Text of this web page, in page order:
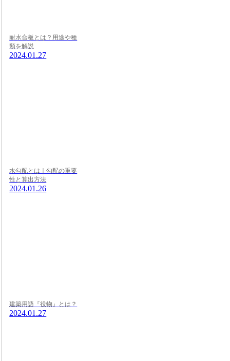
耐水合板とは？用途や種
類を解説
2024.01.27
水勾配とは｜勾配の重要
性と算出方法
2024.01.26
建築用語『役物』とは？
2024.01.27